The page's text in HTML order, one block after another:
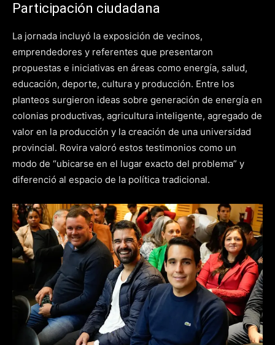
Participación ciudadana
La jornada incluyó la exposición de vecinos,
emprendedores y referentes que presentaron
propuestas e iniciativas en áreas como energía, salud,
educación, deporte, cultura y producción. Entre los
planteos surgieron ideas sobre generación de energía en
colonias productivas, agricultura inteligente, agregado de
valor en la producción y la creación de una universidad
provincial. Rovira valoró estos testimonios como un
modo de “ubicarse en el lugar exacto del problema” y
diferenció al espacio de la política tradicional.